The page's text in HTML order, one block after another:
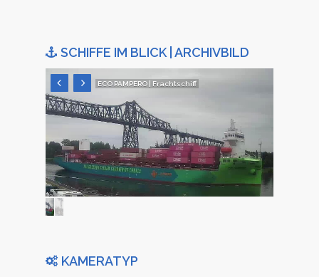
SCHIFFE IM BLICK | ARCHIVBILD
ECO PAMPERO | Frachtschiff
KAMERATYP